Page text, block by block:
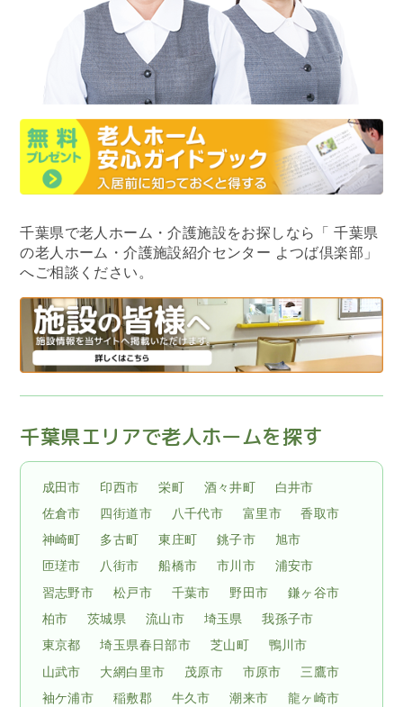
千葉県で老人ホーム・介護施設をお探しなら
「 千葉県
の老人ホーム・介護施設紹介センター よつば倶楽部」
へご相談ください。
千葉県エリアで老人ホームを探す
成田市 印西市 栄町 酒々井町
白井市
佐倉市
四街道市 八千代市 富里市
香取市
神崎町
多古町 東庄町 銚子市
旭市
匝瑳市
八街市 船橋市 市川市
浦安市
習志野市
松戸市 千葉市 野田市
鎌ヶ谷市
柏市
茨城県 流山市 埼玉県
我孫子市
東京都
埼玉県春日部市 芝山町
鴨川市
山武市
大網白里市 茂原市 市原市
三鷹市
袖ケ浦市
稲敷郡 牛久市 潮来市
龍ヶ崎市